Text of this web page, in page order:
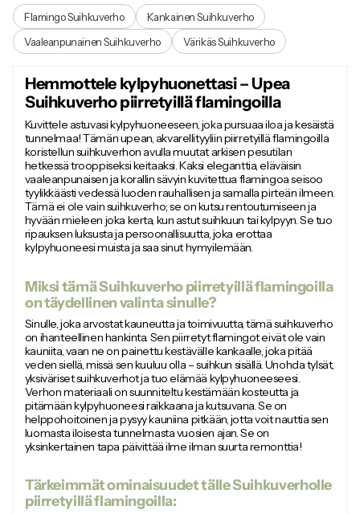
Flamingo Suihkuverho
Kankainen Suihkuverho
Vaaleanpunainen Suihkuverho
Värikäs Suihkuverho
Hemmottele kylpyhuonettasi – Upea
Suihkuverho piirretyillä flamingoilla
Kuvittele astuvasi kylpyhuoneeseen, joka pursuaa iloa ja kesäistä
tunnelmaa! Tämän upean, akvarellityyliin piirretyillä flamingoilla
koristellun suihkuverhon avulla muutat arkisen pesutilan
hetkessä trooppiseksi keitaaksi. Kaksi eleganttia, eläväisin
vaaleanpunaisen ja korallin sävyin kuvitettua flamingoa seisoo
tyylikkäästi vedessä luoden rauhallisen ja samalla pirteän ilmeen.
Tämä ei ole vain suihkuverho; se on kutsu rentoutumiseen ja
hyvään mieleen joka kerta, kun astut suihkuun tai kylpyyn. Se tuo
ripauksen luksusta ja persoonallisuutta, joka erottaa
kylpyhuoneesi muista ja saa sinut hymyilemään.
Miksi tämä Suihkuverho piirretyillä flamingoilla
on täydellinen valinta sinulle?
Sinulle, joka arvostat kauneutta ja toimivuutta, tämä suihkuverho
on ihanteellinen hankinta. Sen piirretyt flamingot eivät ole vain
kauniita, vaan ne on painettu kestävälle kankaalle, joka pitää
veden siellä, missä sen kuuluu olla – suihkun sisällä. Unohda tylsät,
yksiväriset suihkuverhot ja tuo elämää kylpyhuoneeseesi.
Verhon materiaali on suunniteltu kestämään kosteutta ja
pitämään kylpyhuoneesi raikkaana ja kutsuvana. Se on
helppohoitoinen ja pysyy kauniina pitkään, jotta voit nauttia sen
luomasta iloisesta tunnelmasta vuosien ajan. Se on
yksinkertainen tapa päivittää ilme ilman suurta remonttia!
Tärkeimmät ominaisuudet tälle Suihkuverholle
piirretyillä flamingoilla: